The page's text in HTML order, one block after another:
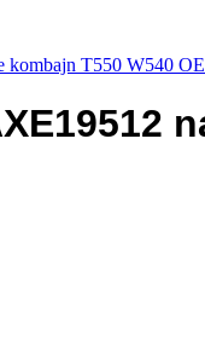
kombajn T550 W540